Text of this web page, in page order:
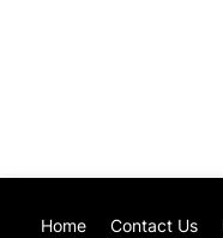
Home Contact Us